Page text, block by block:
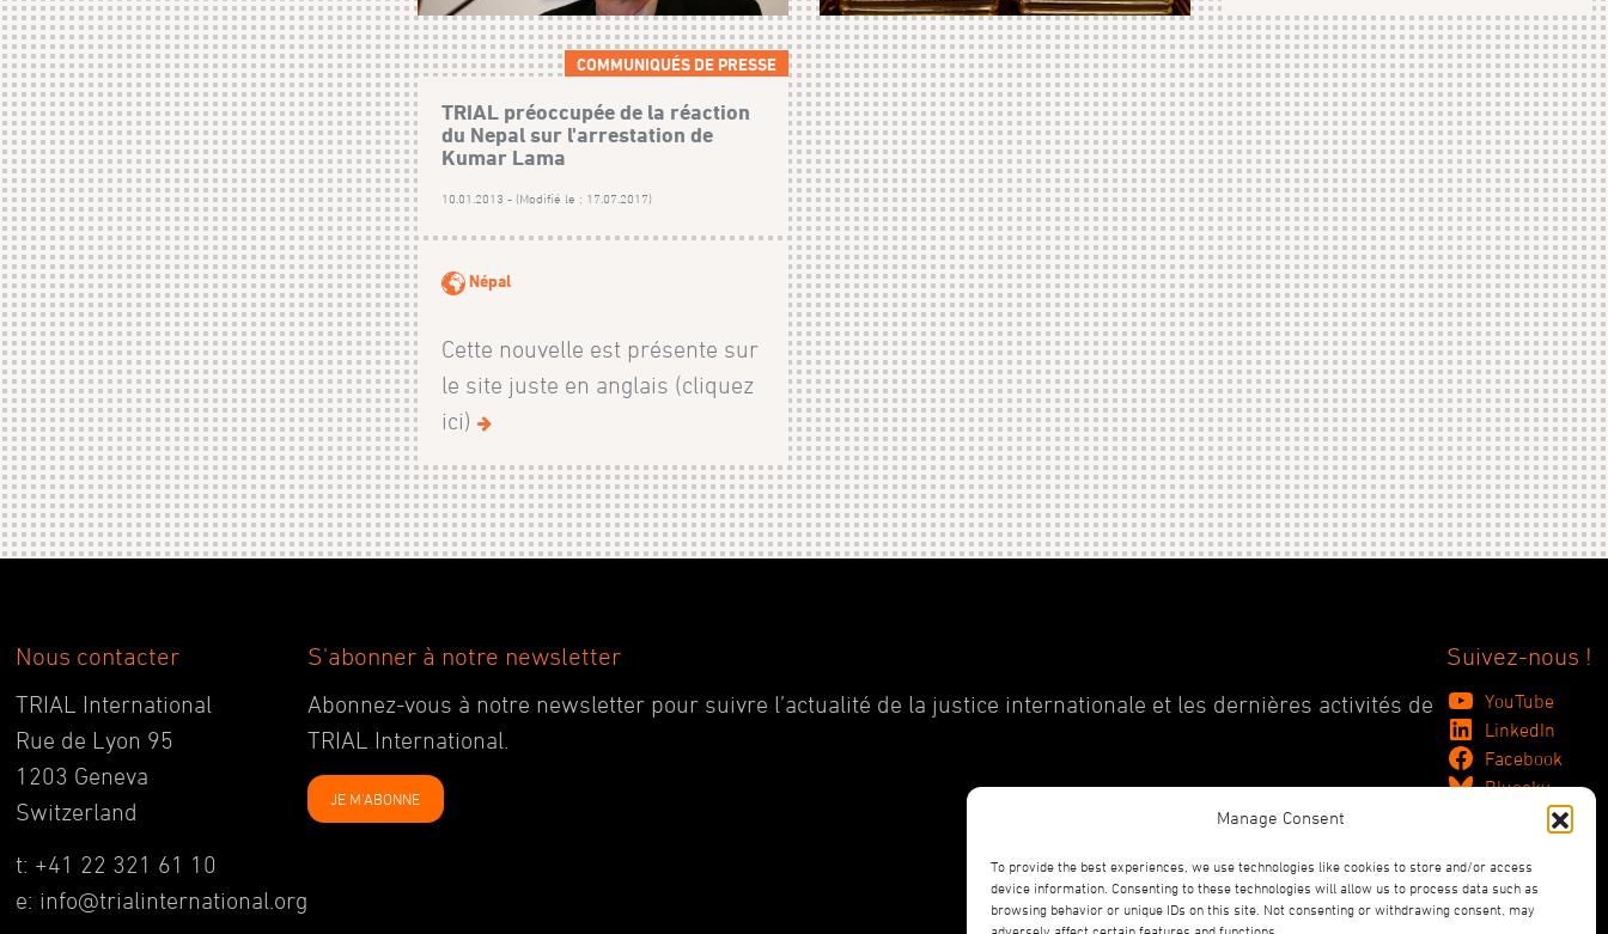
Manage Consent
To provide the best experiences, we use technologies like cookies to store and/or access
device information. Consenting to these technologies will allow us to process data such as
browsing behavior or unique IDs on this site. Not consenting or withdrawing consent, may
adversely affect certain features and functions.
COMMUNIQUÉS DE PRESSE
TRIAL préoccupée de la réaction
du Nepal sur l'arrestation de
Kumar Lama
10.01.2013 - (Modifié le : 17.07.2017)
Népal
Cette nouvelle est présente sur
le site juste en anglais (cliquez
ici)
Nous contacter
TRIAL International
Rue de Lyon 95
1203 Geneva
Switzerland
t: +41 22 321 61 10
e: info@trialinternational.org
S'abonner à notre newsletter
Abonnez-vous à notre newsletter pour suivre l’actualité de la justice internationale et les dernières activités de
TRIAL International.
JE M'ABONNE
Suivez-nous !
YouTube
LinkedIn
Facebook
Bluesky